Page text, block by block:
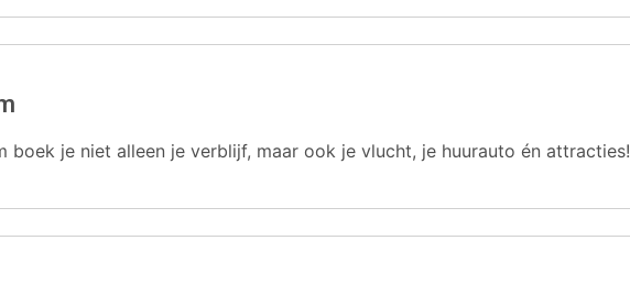
boek je niet alleen je verblijf, maar ook je vlucht, je huurauto én attracties!